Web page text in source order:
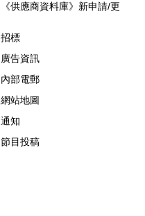
《供應商資料庫》新申請/更
招標
廣告資訊
內部電郵
網站地圖
通知
節目投稿